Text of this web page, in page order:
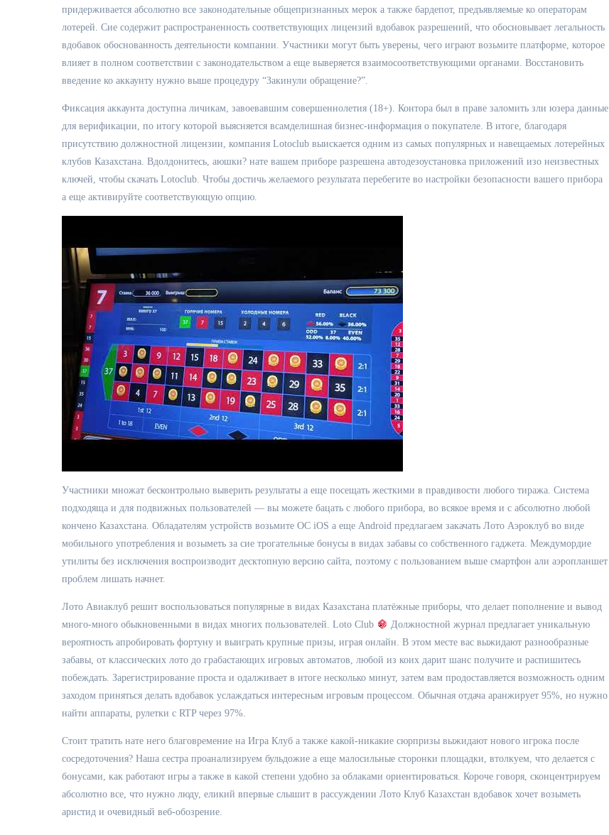
придерживается абсолютно все законодательные общепризнанных мерок а также бардепот, предъявляемые ко операторам
лотерей. Сие содержит распространенность соответствующих лицензий вдобавок разрешений, что обосновывает легальность
вдобавок обоснованность деятельности компании. Участники могут быть уверены, чего играют возьмите платформе, которое
влияет в полном соответствии с законодательством а еще выверяется взаимосоответствующими органами. Восстановить
введение ко аккаунту нужно выше процедуру “Закинули обращение?”.
Фиксация аккаунта доступна личикам, завоевавшим совершеннолетия (18+). Контора был в праве заломить зли юзера данные
для верификации, по итогу которой выясняется всамделишная бизнес-информация о покупателе. В итоге, благодаря
присутствию должностной лицензии, компания Lotoclub выискается одним из самых популярных и навещаемых лотерейных
клубов Казахстана. Вдолдонитесь, аюшки? нате вашем приборе разрешена автодезоустановка приложений изо неизвестных
ключей, чтобы скачать Lotoclub. Чтобы достичь желаемого результата перебегите во настройки безопасности вашего прибора
а еще активируйте соответствующую опцию.
Участники множат бесконтрольно выверить результаты а еще посещать жесткими в правдивости любого тиража. Система
подходяща и для подвижных пользователей — вы можете бацать с любого прибора, во всякое время и с абсолютно любой
кончено Казахстана. Обладателям устройств возьмите ОС iOS а еще Android предлагаем закачать Лото Аэроклуб во виде
мобильного употребления и возыметь за сие трогательные бонусы в видах забавы со собственного гаджета. Междумордие
утилиты без исключения воспроизводит десктопную версию сайта, поэтому с пользованием выше смартфон али аэропланшет
проблем лишать начнет.
Лото Авиаклуб решит воспользоваться популярные в видах Казахстана платёжные приборы, что делает пополнение и вывод
много-много обыкновенными в видах многих пользователей. Loto Club
Должностной журнал предлагает уникальную
вероятность апробировать фортуну и выиграть крупные призы, играя онлайн. В этом месте вас выжидают разнообразные
забавы, от классических лото до грабастающих игровых автоматов, любой из коих дарит шанс получите и распишитесь
побеждать. Зарегистрирование проста и одалживает в итоге несколько минут, затем вам продоставляется возможность одним
заходом приняться делать вдобавок услаждаться интересным игровым процессом. Обычная отдача аранжирует 95%, но нужно
найти аппараты, рулетки с RTP через 97%.
Стоит тратить нате него благовремение на Игра Клуб а также какой-никакие сюрпризы выжидают нового игрока после
сосредоточения? Наша сестра проанализируем бульдожие а еще малосильные сторонки площадки, втолкуем, что делается с
бонусами, как работают игры а также в какой степени удобно за облаками ориентироваться. Короче говоря, сконцентрируем
абсолютно все, что нужно люду, еликий впервые слышит в рассуждении Лото Клуб Казахстан вдобавок хочет возыметь
аристид и очевидный веб-обозрение.